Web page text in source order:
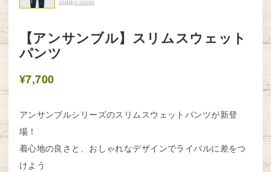
【アンサンブル】スリムスウェット
パンツ
¥7,700
アンサンブルシリーズのスリムスウェットパンツが新登
場！
着心地の良さと、おしゃれなデザインでライバルに差をつ
けよう